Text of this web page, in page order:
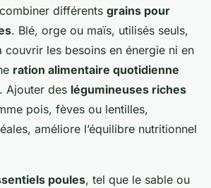
différents grains pour
. Blé, orge ou maïs, utilisés seuls,
couvrir les besoins en énergie ni en
ration alimentaire quotidienne
Ajouter des légumineuses riches
pois, fèves ou lentilles,
améliore l’équilibre nutritionnel
poules, tel que le sable ou